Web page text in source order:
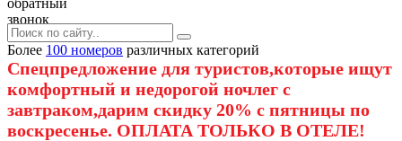
звонок
Более 100 номеров различных категорий
Спецпредложение для туристов,которые ищут
комфортный и недорогой ночлег с
завтраком,дарим скидку 20% с пятницы по
воскресенье. ОПЛАТА ТОЛЬКО В ОТЕЛЕ!